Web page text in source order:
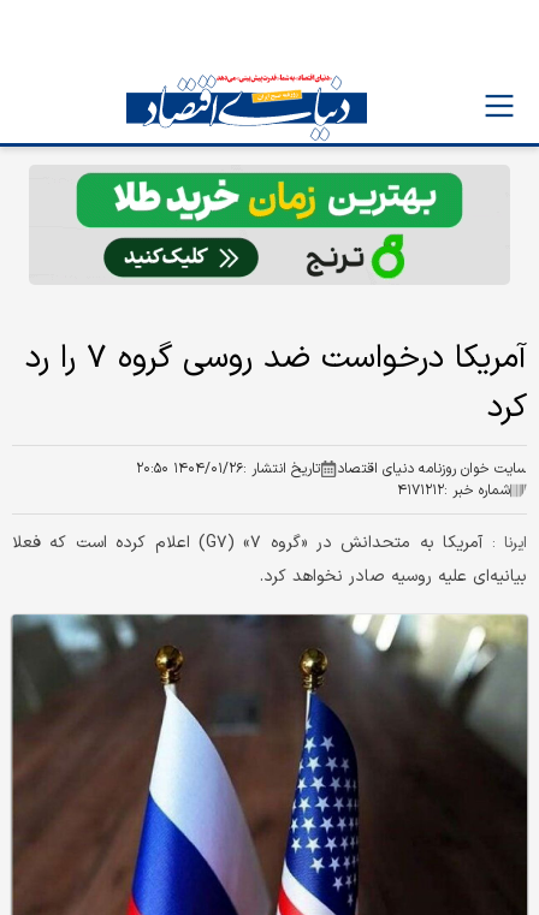
آمریکا درخواست ضد روسی گروه ۷ را رد
کرد
سایت خوان روزنامه دنیای اقتصاد تاریخ انتشار :۱۴۰۴/۰۱/۲۶ ۲۰:۵۰
شماره خبر :۴۱۷۱۲۱۲
ایرنا :
آمریکا به متحدانش در «گروه ۷» (G۷) اعلام کرده است که فعلا
بیانیه‌ای علیه روسیه صادر نخواهد کرد.